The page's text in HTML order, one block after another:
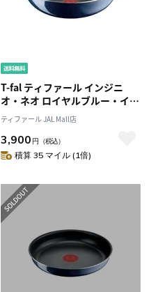
T-fal ティファール インジニ
オ・ネオ ロイヤルブルー・イン
テンス ウォックパン 26cm
L43777 ガス火専用
ティファール JAL Mall店
3,900 円 （税込）
積算 35 マイル (1倍)